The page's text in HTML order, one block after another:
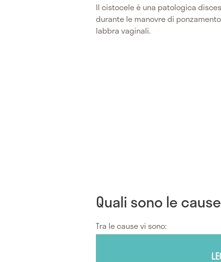
Il cistocele è una patologica
durante le manovre di
labbra vaginali.
Quali sono le
Tra le cause vi sono: